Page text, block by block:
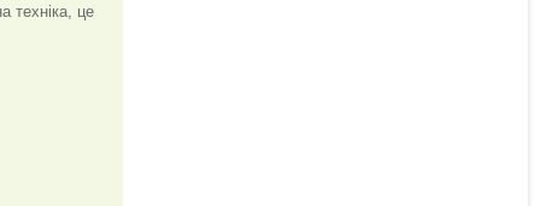
техніка, це